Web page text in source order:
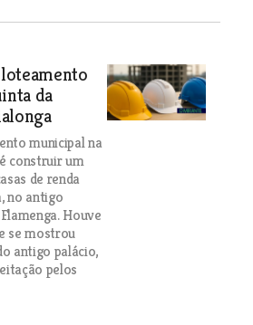
da
municipal na
construir um
de renda
no antigo
Houve
se mostrou
antigo palácio,
pelos